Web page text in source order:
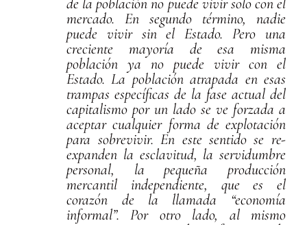
mercado. En segundo término, nadie
puede vivir sin el Estado. Pero una
creciente mayoría de esa misma
población ya no puede vivir con el
Estado. La población atrapada en esas
trampas específicas de la fase actual del
capitalismo por un lado se ve forzada a
aceptar cualquier forma de explotación
para sobrevivir. En este sentido se re-
expanden la esclavitud, la servidumbre
personal, la pequeña producción
mercantil independiente, que es el
corazón de la llamada “economía
informal”. Por otro lado, al mismo